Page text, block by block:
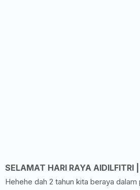
SELAMAT HARI RAYA AIDILFITRI |
Hehehe dah 2 tahun kita beraya dalam